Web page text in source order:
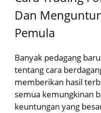
Dan
Pemula
Banyak pedagang
tentang cara
memberikan hasil
semua kemungkinan
keuntungan yang